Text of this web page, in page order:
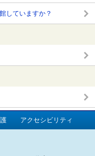
していますか？
アクセシビリティ